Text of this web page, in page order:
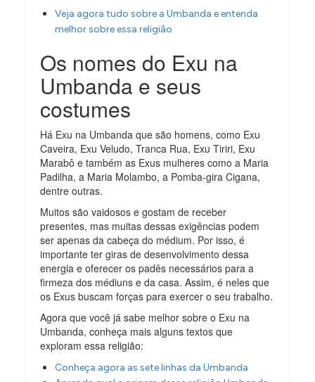
Veja agora tudo sobre a Umbanda e entenda
melhor sobre essa religião
Os nomes do Exu na
Umbanda e seus
costumes
Há Exu na Umbanda que são homens, como Exu
Caveira, Exu Veludo, Tranca Rua, Exu Tiriri, Exu
Marabô e também as Exus mulheres como a Maria
Padilha, a Maria Molambo, a Pomba-gira Cigana,
dentre outras.
Muitos são vaidosos e gostam de receber
presentes, mas muitas dessas exigências podem
ser apenas da cabeça do médium. Por isso, é
importante ter giras de desenvolvimento dessa
energia e oferecer os padês necessários para a
firmeza dos médiuns e da casa. Assim, é neles que
os Exus buscam forças para exercer o seu trabalho.
Agora que você já sabe melhor sobre o Exu na
Umbanda, conheça mais alguns textos que
exploram essa religião:
Conheça agora as sete linhas da Umbanda